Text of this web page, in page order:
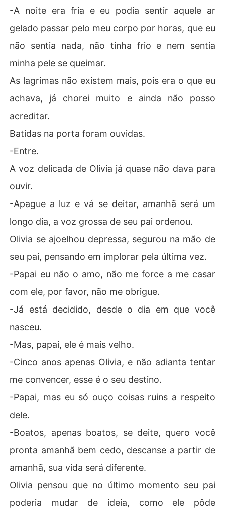
-A noite era fria e eu podia sentir aquele ar
gelado passar pelo meu corpo por horas, que eu
não sentia nada, não tinha frio e nem sentia
minha pele se queimar.
As lagrimas não existem mais, pois era o que eu
achava, já chorei muito e ainda não posso
acreditar.
Batidas na porta foram ouvidas.
-Entre.
A voz delicada de Olivia já quase não dava para
ouvir.
-Apague a luz e vá se deitar, amanhã será um
longo dia, a voz grossa de seu pai ordenou.
Olivia se ajoelhou depressa, segurou na mão de
seu pai, pensando em implorar pela última vez.
-Papai eu não o amo, não me force a me casar
com ele, por favor, não me obrigue.
-Já está decidido, desde o dia em que você
nasceu.
-Mas, papai, ele é mais velho.
-Cinco anos apenas Olivia, e não adianta tentar
me convencer, esse é o seu destino.
-Papai, mas eu só ouço coisas ruins a respeito
dele.
-Boatos, apenas boatos, se deite, quero você
pronta amanhã bem cedo, descanse a partir de
amanhã, sua vida será diferente.
Olivia pensou que no último momento seu pai
poderia mudar de ideia, como ele pôde